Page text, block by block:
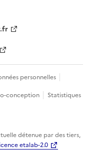
personnelles
conception
Statistiques
détenue par des tiers,
etalab-2.0